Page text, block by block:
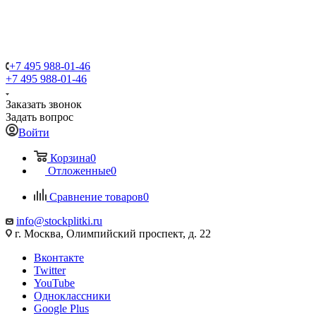
+7 495 988-01-46
+7 495 988-01-46
Заказать звонок
Задать вопрос
Войти
Корзина0
Отложенные0
Сравнение товаров0
info@stockplitki.ru
г. Москва, Олимпийский проспект, д. 22
Вконтакте
Twitter
YouTube
Одноклассники
Google Plus